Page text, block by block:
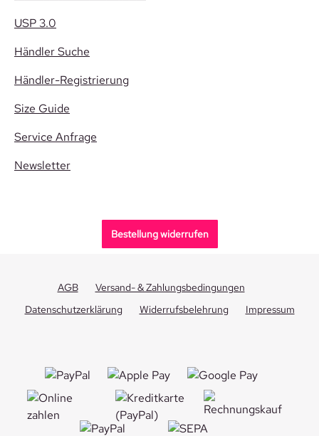
USP 3.0
Händler Suche
Händler-Registrierung
Size Guide
Service Anfrage
Newsletter
Bestellung widerrufen
AGB
Versand- & Zahlungsbedingungen
Datenschutzerklärung
Widerrufsbelehrung Impressum